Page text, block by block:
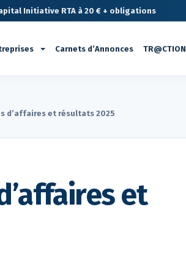
Initiative RTA à 20 € + obligations
Carnets d’Annonces TR@CTION
d’affaires et résultats 2025
et